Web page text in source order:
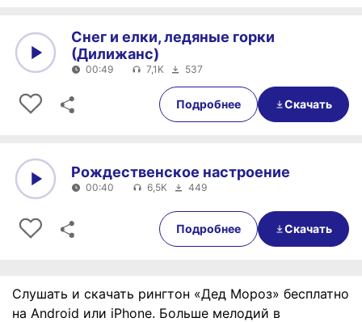
00:49
Снег и елки, ледяные горки
(Дилижанс)
00:49 7,1K 537
Подробнее Скачать
00:40
Рождественское настроение
00:40 6,5K 449
Подробнее Скачать
Слушать и скачать рингтон «Дед Мороз» бесплатно
на Android или iPhone. Больше мелодий в